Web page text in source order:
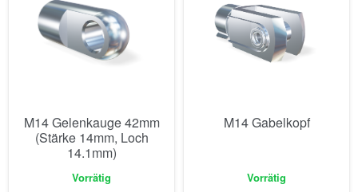
M14 Gelenkauge 42mm
(Stärke 14mm, Loch
14.1mm)
Vorrätig
M14 Gabelkopf
Vorrätig